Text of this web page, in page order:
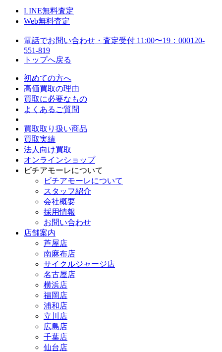
LINE無料査定
Web無料査定
電話でお問い合わせ・査定受付 11:00〜19：000120-
551-819
トップへ戻る
初めての方へ
高価買取の理由
買取に必要なもの
よくあるご質問
買取取り扱い商品
買取実績
法人向け買取
オンラインショップ
ビチアモーレについて
ビチアモーレについて
スタッフ紹介
会社概要
採用情報
お問い合わせ
店舗案内
芦屋店
南麻布店
サイクルジャージ店
名古屋店
横浜店
福岡店
浦和店
立川店
広島店
千葉店
仙台店